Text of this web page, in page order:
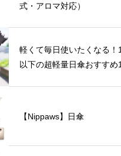
式・アロマ対応）
軽くて毎日使いたくなる！
以下の超軽量日傘おすすめ
【Nippaws】日傘